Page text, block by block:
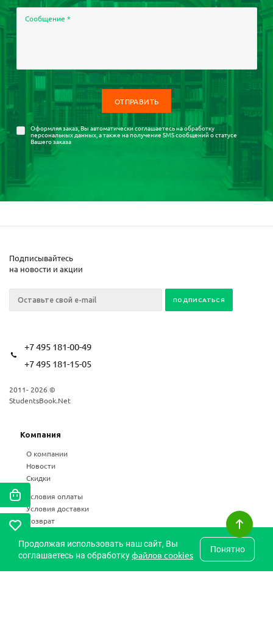
Сообщение *
Оформляя заказ, Вы автоматически соглашаетесь наобработку
персональных данных, а также на получение SMS сообщений о статусе
Вашего заказа
Подписывайтесь
на новости и акции
+7 495 181-00-49
+7 495 181-15-05
2011- 2026 ©
StudentsBook.Net
Компания
О компании
Новости
Скидки
Условия оплаты
Условия доставки
Возврат
Частые вопросы
Продолжая использовать наш сайт, Вы
соглашаетесь на обработкуфайлов cookies Понятно